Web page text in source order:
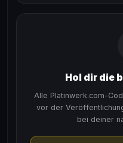
Hol dir die
Alle Platinwerk.com-
vor der
bei deiner